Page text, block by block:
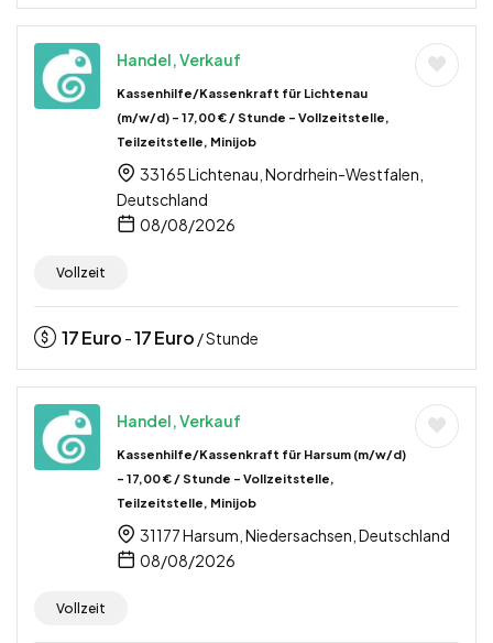
Handel, Verkauf
Kassenhilfe/Kassenkraft für Lichtenau
(m/w/d) – 17,00 € / Stunde – Vollzeitstelle,
Teilzeitstelle, Minijob
33165 Lichtenau, Nordrhein-Westfalen,
Deutschland
08/08/2026
Vollzeit
17Euro -17Euro / Stunde
Handel, Verkauf
Kassenhilfe/Kassenkraft für Harsum (m/w/d)
– 17,00 € / Stunde – Vollzeitstelle,
Teilzeitstelle, Minijob
31177 Harsum, Niedersachsen, Deutschland
08/08/2026
Vollzeit